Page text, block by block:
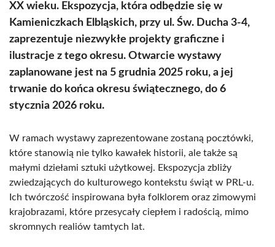
XX wieku. Ekspozycja, która odbędzie się w
Kamieniczkach Elbląskich, przy ul. Św. Ducha 3-4,
zaprezentuje niezwykłe projekty graficzne i
ilustracje z tego okresu. Otwarcie wystawy
zaplanowane jest na 5 grudnia 2025 roku, a jej
trwanie do końca okresu świątecznego, do 6
stycznia 2026 roku.
W ramach wystawy zaprezentowane zostaną pocztówki,
które stanowią nie tylko kawałek historii, ale także są
małymi dziełami sztuki użytkowej. Ekspozycja zbliży
zwiedzających do kulturowego kontekstu świąt w PRL-u.
Ich twórczość inspirowana była folklorem oraz zimowymi
krajobrazami, które przesycały ciepłem i radością, mimo
skromnych realiów tamtych lat.